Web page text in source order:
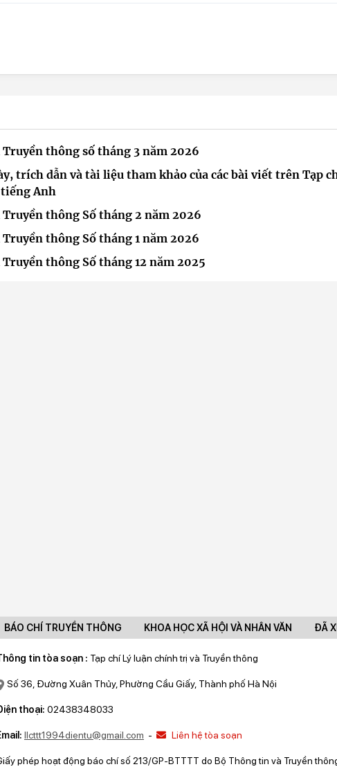
thông số tháng 3 năm 2026
trích dẫn và tài liệu tham khảo của các bài viết trên Tạp
Anh
thông Số tháng 2 năm 2026
thông Số tháng 1 năm 2026
thông Số tháng 12 năm 2025
BÁO CHÍ TRUYỀN THÔNG KHOA HỌC XÃ HỘI VÀ NHÂN VĂN ĐÃ
tin tòa soạn : Tạp chí Lý luận chính trị và Truyền thông
Số 36, Đường Xuân Thủy, Phường Cầu Giấy, Thành phố Hà Nội
thoại: 02438348033
llcttt1994dientu@gmail.com - Liên hệ tòa soạn
phép hoạt động báo chí số 213/GP-BTTTT do Bộ Thông tin và Truyền